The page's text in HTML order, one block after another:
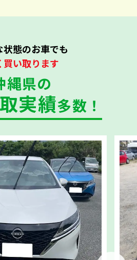
状態のお車でも
買い取ります
縄県の
実績多数！